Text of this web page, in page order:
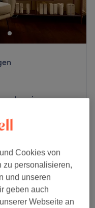
08:30–17:00
Geschlossen
09:00–18:30
08:30–15:45
Cookies von
zu personalisieren,
und unseren
geben auch
Webseite an